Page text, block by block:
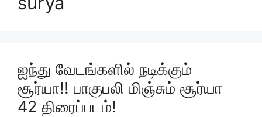
ஐந்து வேடங்களில் நடிக்கும்
சூர்யா!! பாகுபலி மிஞ்சும் சூர்யா
42 திரைப்படம்!